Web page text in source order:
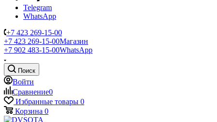
Telegram
WhatsApp
+7 423 269-15-00
+7 423 269-15-00Магазин
+7 902 483-15-00WhatsApp
Поиск
Войти
Сравнение0
Избранные товары 0
Корзина 0